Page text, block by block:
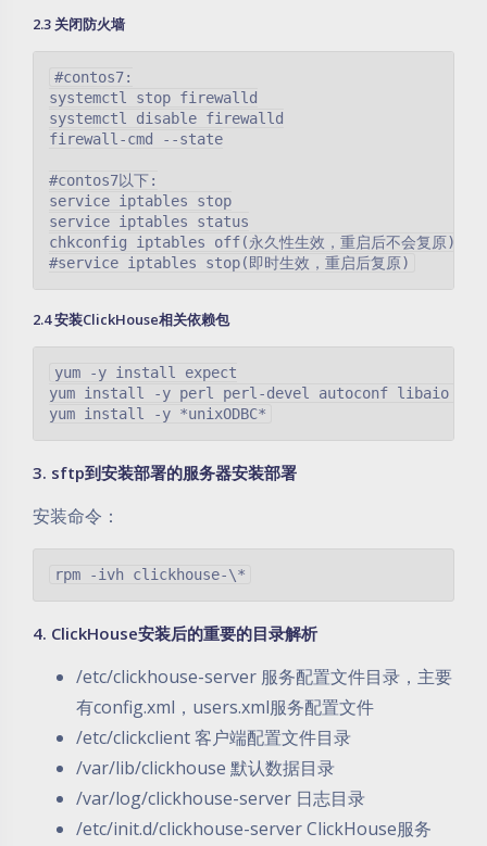
2.3 关闭防火墙
#contos7:
systemctl stop firewalld
systemctl disable firewalld
firewall-cmd --state
#contos7以下:
service iptables stop
service iptables status
chkconfig iptables off(永久性生效，重启后不会复原)
2.4 安装ClickHouse相关依赖包
yum -y install expect
yum install -y perl perl-devel autoconf libaio
3. sftp到安装部署的服务器安装部署
安装命令：
4. ClickHouse安装后的重要的目录解析
/etc/clickhouse-server 服务配置文件目录，主要
有config.xml，users.xml服务配置文件
/etc/clickclient 客户端配置文件目录
/var/lib/clickhouse 默认数据目录
/var/log/clickhouse-server 日志目录
/etc/init.d/clickhouse-server ClickHouse服务